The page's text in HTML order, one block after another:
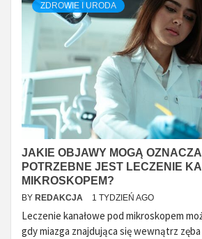
ZDROWIE I URODA
JAKIE OBJAWY MOGĄ
POTRZEBNE JEST LECZENIE
MIKROSKOPEM?
BY REDAKCJA 1 TYDZIEŃ AGO
Leczenie kanałowe pod mikroskopem
gdy miazga znajdująca się wewnątrz